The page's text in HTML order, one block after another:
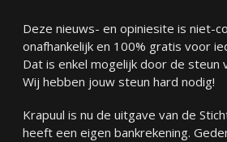
Deze nieuws- en opiniesite is niet-
onafhankelijk en 100% gratis voor
Dat is enkel mogelijk door de steun
Wij hebben jouw steun hard nodig!
Krapuul is nu de uitgave van de
heeft een eigen bankrekening.